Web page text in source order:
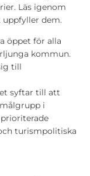
Läs igenom
dem.
öppet för alla
kommun.
till
syftar till att
i
turismpolitiska